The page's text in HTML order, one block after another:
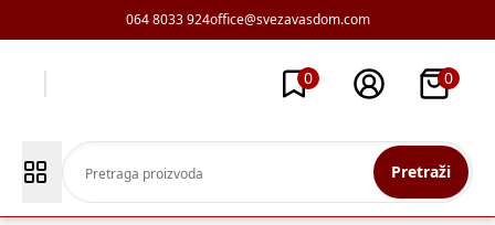
064 8033 924office@svezavasdom.com
0 0
Pretraži